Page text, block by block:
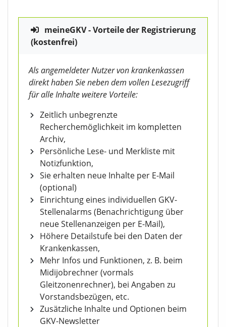
meineGKV - Vorteile der Registrierung
(kostenfrei)
Als angemeldeter Nutzer von krankenkassen
direkt haben Sie neben dem vollen Lesezugriff
für alle Inhalte weitere Vorteile:
Zeitlich unbegrenzte
Recherchemöglichkeit im kompletten
Archiv,
Persönliche Lese- und Merkliste mit
Notizfunktion,
Sie erhalten neue Inhalte per E-Mail
(optional)
Einrichtung eines individuellen GKV-
Stellenalarms (Benachrichtigung über
neue Stellenanzeigen per E-Mail),
Höhere Detailstufe bei den Daten der
Krankenkassen,
Mehr Infos und Funktionen, z. B. beim
Midijobrechner (vormals
Gleitzonenrechner), bei Angaben zu
Vorstandsbezügen, etc.
Zusätzliche Inhalte und Optionen beim
GKV-Newsletter